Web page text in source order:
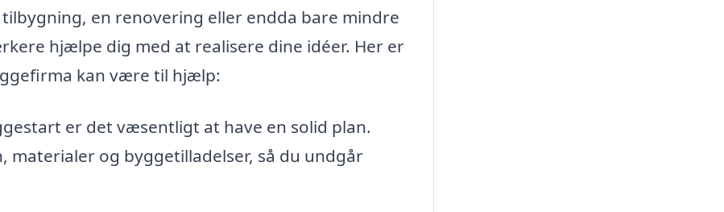
en renovering eller endda bare mindre
hjælpe dig med at realisere dine idéer. Her er
kan være til hjælp:
er det væsentligt at have en solid plan.
materialer og byggetilladelser, så du undgår